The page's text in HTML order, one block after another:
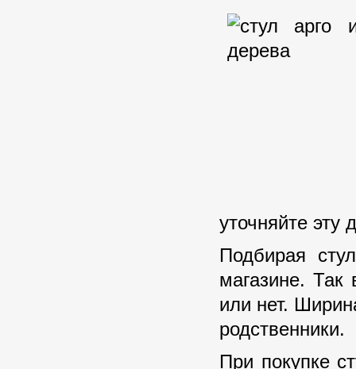
уточняйте эту
Подбирая
магазине. Так
или нет.
родственники.
При покупке